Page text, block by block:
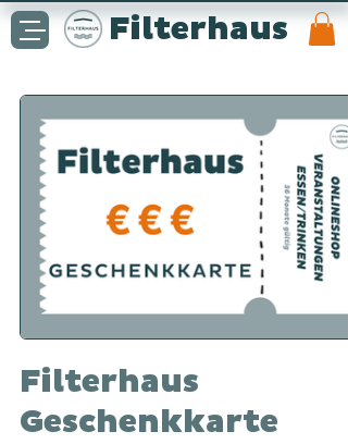
Filterhaus
Filterhaus
Geschenkkarte